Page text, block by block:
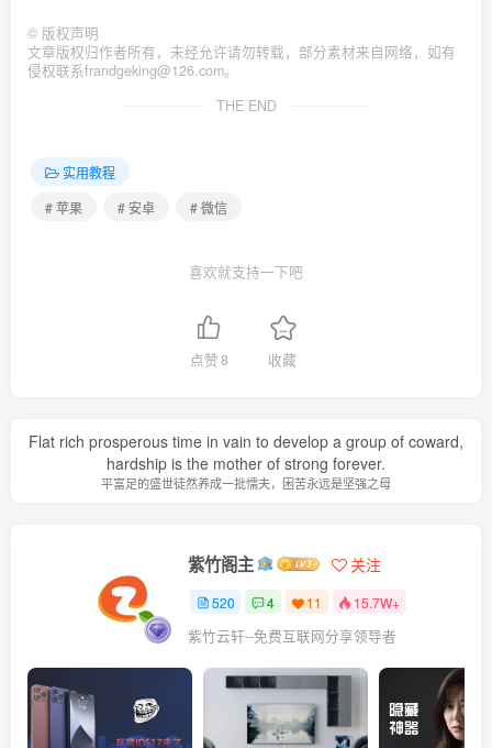
© 版权声明
文章版权归作者所有，未经允许请勿转载，部分素材来自网络，如有
侵权联系frandgeking@126.com。
THE END
实用教程
# 苹果
# 安卓 # 微信
喜欢就支持一下吧
点赞8 收藏
Flat rich prosperous time in vain to develop a group of coward,
hardship is the mother of strong forever.
平富足的盛世徒然养成一批懦夫，困苦永远是坚强之母
紫竹阁主 关注
520 4 11 15.7W+
紫竹云轩--免费互联网分享领导者